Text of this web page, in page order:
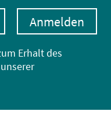
Erhalt des
Anmelden